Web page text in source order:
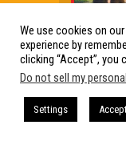
Wx Cheat
Friv
de Friv
We use cookies on
experience by
clicking “Accept”,
Do not sell my
Settings Accept